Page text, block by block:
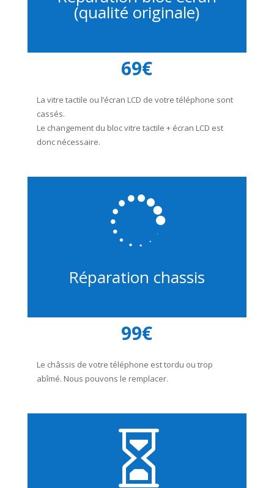
(qualité originale)
69€
La vitre tactile ou l’écran LCD de votre téléphone sont
cassés.
Le changement du bloc vitre tactile + écran LCD est
donc nécessaire.

Réparation chassis
99€
Le châssis de votre téléphone est tordu ou trop
abîmé. Nous pouvons le remplacer.
